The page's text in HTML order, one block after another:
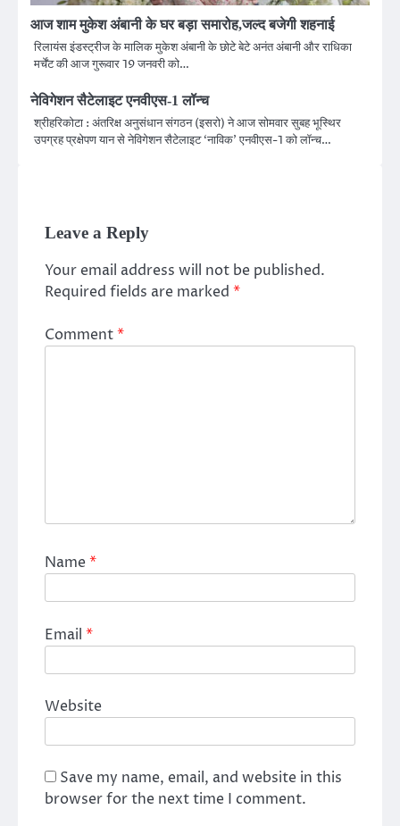
आज शाम मुकेश अंबानी के घर बड़ा समारोह,जल्द बजेगी शहनाई
रिलायंस इंडस्ट्रीज के मालिक मुकेश अंबानी के छोटे बेटे अनंत अंबानी और राधिका
मर्चेंट की आज गुरूवार 19 जनवरी को…
नेविगेशन सैटेलाइट एनवीएस-1 लॉन्च
श्रीहरिकोटा : अंतरिक्ष अनुसंधान संगठन (इसरो) ने आज सोमवार सुबह भूस्थिर
उपग्रह प्रक्षेपण यान से नेविगेशन सैटेलाइट ‘नाविक’ एनवीएस-1 को लॉन्च…
Leave a Reply
Your email address will not be published.
Required fields are marked *
Comment*
Name*
Email *
Website
Save my name, email, and website in this
browser for the next time I comment.